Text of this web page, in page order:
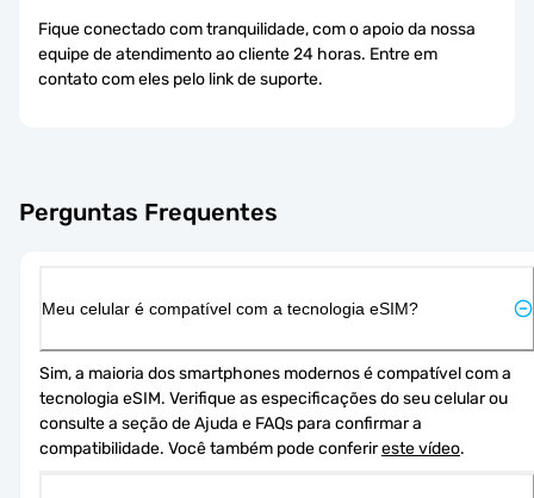
Fique conectado com tranquilidade, com o apoio da nossa
equipe de atendimento ao cliente 24 horas. Entre em
contato com eles pelo link de suporte.
Perguntas Frequentes
Meu celular é compatível com a tecnologia eSIM?
Sim, a maioria dos smartphones modernos é compatível com a
tecnologia eSIM. Verifique as especificações do seu celular ou
consulte a seção de Ajuda e FAQs para confirmar a
compatibilidade. Você também pode conferir este vídeo.